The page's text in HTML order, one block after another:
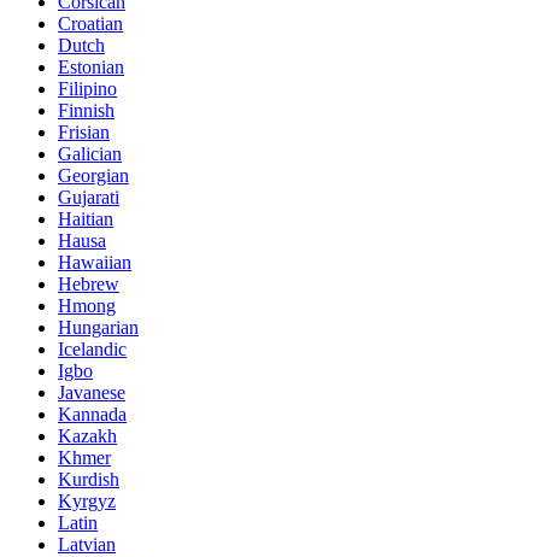
Croatian
Dutch
Estonian
Filipino
Finnish
Frisian
Galician
Georgian
Gujarati
Haitian
Hausa
Hawaiian
Hebrew
Hmong
Hungarian
Icelandic
Igbo
Javanese
Kannada
Kazakh
Khmer
Kurdish
Kyrgyz
Latin
Latvian